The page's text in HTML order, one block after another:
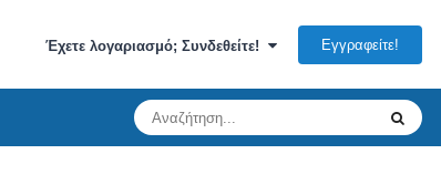
Έχετε λογαριασμό; Συνδεθείτε! Εγγραφείτε!